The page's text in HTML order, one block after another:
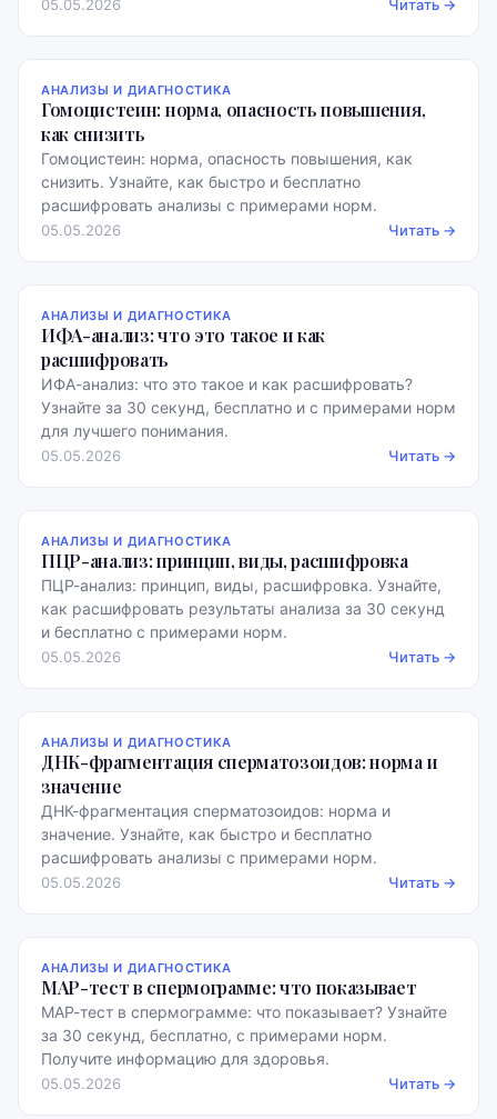
05.05.2026 Читать →
АНАЛИЗЫ И ДИАГНОСТИКА
Гомоцистеин: норма, опасность повышения,
как снизить
Гомоцистеин: норма, опасность повышения, как
снизить. Узнайте, как быстро и бесплатно
расшифровать анализы с примерами норм.
05.05.2026 Читать →
АНАЛИЗЫ И ДИАГНОСТИКА
ИФА-анализ: что это такое и как
расшифровать
ИФА-анализ: что это такое и как расшифровать?
Узнайте за 30 секунд, бесплатно и с примерами норм
для лучшего понимания.
05.05.2026 Читать →
АНАЛИЗЫ И ДИАГНОСТИКА
ПЦР-анализ: принцип, виды, расшифровка
ПЦР-анализ: принцип, виды, расшифровка. Узнайте,
как расшифровать результаты анализа за 30 секунд
и бесплатно с примерами норм.
05.05.2026 Читать →
АНАЛИЗЫ И ДИАГНОСТИКА
ДНК-фрагментация сперматозоидов: норма и
значение
ДНК-фрагментация сперматозоидов: норма и
значение. Узнайте, как быстро и бесплатно
расшифровать анализы с примерами норм.
05.05.2026 Читать →
АНАЛИЗЫ И ДИАГНОСТИКА
МАР-тест в спермограмме: что показывает
МАР-тест в спермограмме: что показывает? Узнайте
за 30 секунд, бесплатно, с примерами норм.
Получите информацию для здоровья.
05.05.2026 Читать →